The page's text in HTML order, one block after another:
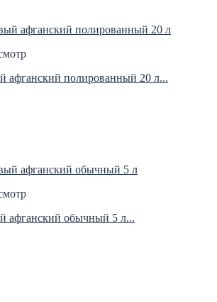
афганский полированный 20 л...
афганский обычный 5 л...